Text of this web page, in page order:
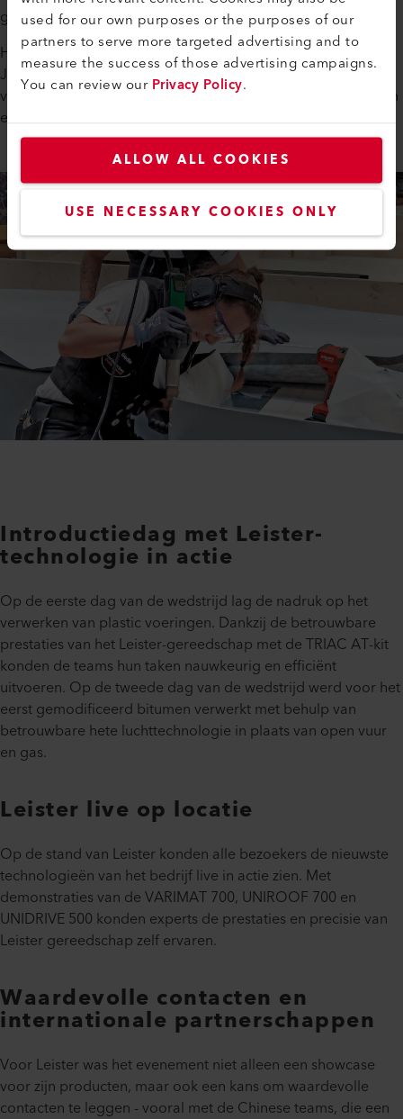
used for our own purposes or the purposes of our
partners to serve more targeted advertising and to
measure the success of those advertising campaigns.
You can review ourPrivacy Policy.
ALLOW ALL COOKIES
USE NECESSARY COOKIES ONLY
geomembranen.
Het Duitse team, vertegenwoordigd door Nina Weber en
Jana Siedle, zette ook een sterke prestatie neer, terwijl de VS
voor het eerst deelnamen aan de Wereldkampioenschappen
en waardevolle ervaring opdeden.
Introductiedag met Leister-
technologie in actie
Op de eerste dag van de wedstrijd lag de nadruk op het
verwerken van plastic voeringen. Dankzij de betrouwbare
prestaties van het Leister-gereedschap met de TRIAC AT-kit
konden de teams hun taken nauwkeurig en efficiënt
uitvoeren. Op de tweede dag van de wedstrijd werd voor het
eerst gemodificeerd bitumen verwerkt met behulp van
betrouwbare hete luchttechnologie in plaats van open vuur
en gas.
Leister live op locatie
Op de stand van Leister konden alle bezoekers de nieuwste
technologieën van het bedrijf live in actie zien. Met
demonstraties van de VARIMAT 700, UNIROOF 700 en
UNIDRIVE 500 konden experts de prestaties en precisie van
Leister gereedschap zelf ervaren.
Waardevolle contacten en
internationale partnerschappen
Voor Leister was het evenement niet alleen een showcase
voor zijn producten, maar ook een kans om waardevolle
contacten te leggen - vooral met de Chinese teams, die een